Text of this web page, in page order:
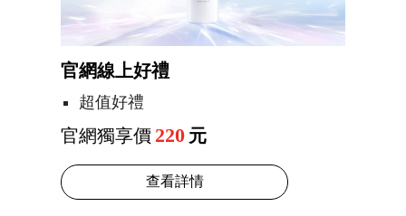
官網線上好禮
超值好禮
官網獨享價 220
查看詳情